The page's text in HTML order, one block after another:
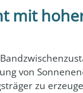
mit
von
zu